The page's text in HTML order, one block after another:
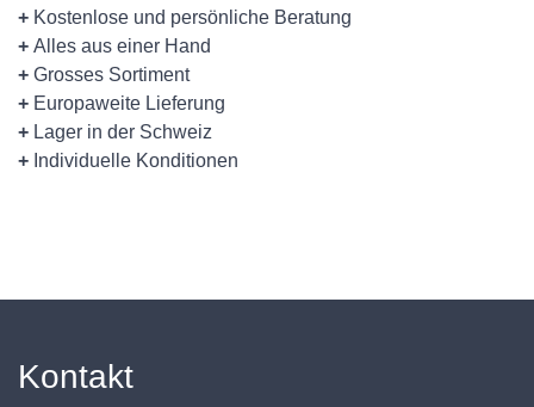
+ Kostenlose und persönliche Beratung
+ Alles aus einer Hand
+ Grosses Sortiment
+ Europaweite Lieferung
+ Lager in der Schweiz
+ Individuelle Konditionen
Kontakt